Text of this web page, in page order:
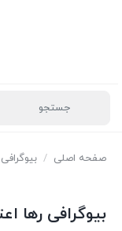
صفحه اصلی / بیوگرافی
بیوگرافی رها